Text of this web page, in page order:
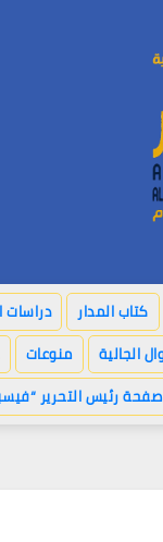
كتاب المدار دراسات
الجالية منوعات
صفحة رئيس التحرير